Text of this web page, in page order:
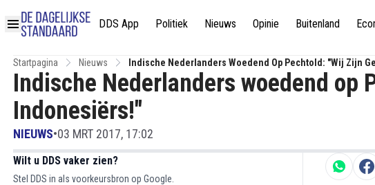
DDS App Politiek Nieuws Opinie Buitenland
Startpagina Nieuws Indische Nederlanders Woedend Op Pechtold: "Wij Zijn
Indische Nederlanders woedend op
Indonesiërs!"
NIEUWS•03 MRT 2017, 17:02
Wilt u DDS vaker zien?
Stel DDS in als voorkeursbron op Google.